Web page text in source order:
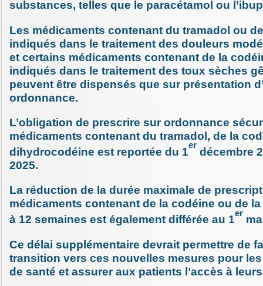
substances, telles que le paracétamol ou
Les médicaments contenant du tramadol ou
indiqués dans le traitement des douleurs
et certains médicaments contenant de la
indiqués dans le traitement des toux sèches
peuvent être dispensés que sur présentation
ordonnance.
L’obligation de prescrire sur ordonnance
médicaments contenant du tramadol, de la
dihydrocodéine est reportée du 1
er
décembre
2025.
La réduction de la durée maximale de
médicaments contenant de la codéine ou de
à 12 semaines est également différée au 1
er
Ce délai supplémentaire devrait permettre de
transition vers ces nouvelles mesures pour
de santé et assurer aux patients l’accès à